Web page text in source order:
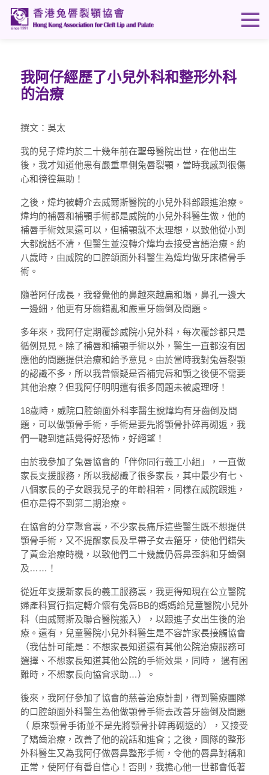
我阿仔經歷了小兒外科和整形外科
的治療
撰文：吳太
我的兒子煒均於二十幾年前在聖母醫院出世，在他出生
後，我才知道他患有嚴重單側兔唇裂顎，當時我感到很傷
心和徬徨無助！
之後，煒均被轉介去威爾斯醫院的小兒外科部跟進治療。
煒均的補唇和補顎手術都是威院的小兒外科醫生做，他的
補唇手術效果還可以，但補顎就不太理想，以致他從小到
大都說話不清，但醫生並沒轉介煒均去接受言語治療。約
八歲時，由威院的口腔頜面外科醫生為煒均做牙床植骨手
術。
隨著阿仔成長，我發覺他的鼻越來越扁和塌，鼻孔一邊大
一邊細，他更有牙齒錯亂和嚴重牙齒倒及問題。
多年來，我阿仔定期覆診威院小兒外科，每次覆診都只是
循例見見。除了補唇和補顎手術以外，醫生一直都沒有因
應他的問題提供治療和給予意見。由於當時我對兔唇裂顎
的認識不多，所以我曾懷疑是否補完唇和顎之後便不需要
其他治療？但我阿仔明明還有很多問題未被處理呀！
18歲時，威院口腔頜面外科李醫生說煒均有牙齒倒及問
題，可以做顎骨手術，手術是要先將顎骨扑碎再砌返，我
們一聽到這話覺得好恐怖，好絕望！
由於我參加了兔唇協會的「伴你同行義工小組」，一直做
家長支援服務，所以我認識了很多家長，其中最少有七、
八個家長的子女跟我兒子的年齡相若，同樣在威院跟進，
但亦是得不到第二期治療。
在協會的分享聚會裏，不少家長痛斥這些醫生既不想提供
顎骨手術，又不提醒家長及早帶子女去箍牙，使他們錯失
了黃金治療時機，以致他們二十幾歲仍唇鼻歪斜和牙齒倒
及……！
從近年支援新家長的義工服務裏，我更得知現在公立醫院
婦產科實行指定轉介懷有兔唇BB的媽媽給兒童醫院小兒外
科（由威爾斯及聯合醫院搬入），以跟進子女出生後的治
療。還有，兒童醫院小兒外科醫生是不容許家長接觸協會
（我估計可能是：不想家長知道還有其他公院治療服務可
選擇、不想家長知道其他公院的手術效果，同時， 遇有困
難時，不想家長向協會求助…）。
後來，我阿仔參加了協會的慈善治療計劃，得到醫療團隊
的口腔頜面外科醫生為他做顎骨手術去改善牙齒倒及問題
（ 原來顎骨手術並不是先將顎骨扑碎再砌返的），又接受
了矯齒治療，改善了他的說話和進食；之後，團隊的整形
外科醫生又為我阿仔做唇鼻整形手術，令他的唇鼻對稱和
正常，使阿仔有番自信心！否則，我擔心他一世都會低著